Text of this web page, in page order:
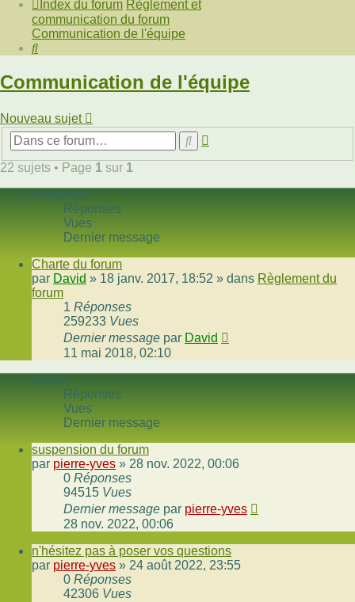
Index du forum Règlement et
communication du forum
Communication de l'équipe
Rechercher
Communication de l'équipe
Nouveau sujet
Rechercher
22 sujets • Page 1 sur 1
Annonces
Réponses
Vues
Dernier message
Charte du forum
par David » 18 janv. 2017, 18:52 » dans Règlement du
forum
1 Réponses
259233 Vues
Dernier message par David
11 mai 2018, 02:10
Sujets
Réponses
Vues
Dernier message
suspension du forum
par pierre-yves » 28 nov. 2022, 00:06
0 Réponses
94515 Vues
Dernier message par pierre-yves
28 nov. 2022, 00:06
n'hésitez pas à poser vos questions
par pierre-yves » 24 août 2022, 23:55
0 Réponses
42306 Vues